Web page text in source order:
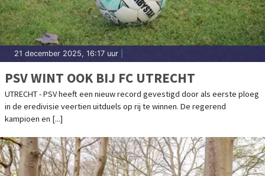
21 december 2025, 16:17 uur
PSV WINT OOK BIJ FC UTRECHT
UTRECHT - PSV heeft een nieuw record gevestigd door als eerste ploeg
in de eredivisie veertien uitduels op rij te winnen. De regerend
kampioen en [...]